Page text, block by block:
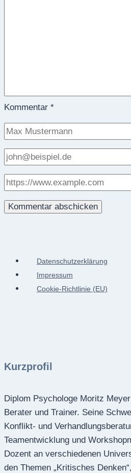
Kommentar *
Datenschutzerklärung
Impressum
Cookie-Richtlinie (EU)
Kurzprofil
Diplom Psychologe Moritz
Berater und Trainer. Seine
Konflikt- und
Teamentwicklung und
Dozent an verschiedenen
den Themen „Kritisches Denken“,